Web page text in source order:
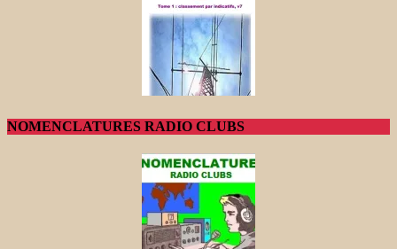
NOMENCLATURES RADIO CLUBS